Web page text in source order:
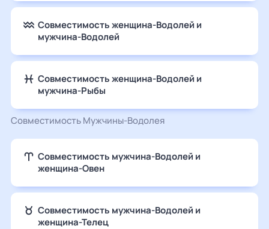
Совместимость женщина-Водолей и
мужчина-Водолей
Совместимость женщина-Водолей и
мужчина-Рыбы
Совместимость Мужчины-Водолея
Совместимость мужчина-Водолей и
женщина-Овен
Совместимость мужчина-Водолей и
женщина-Телец